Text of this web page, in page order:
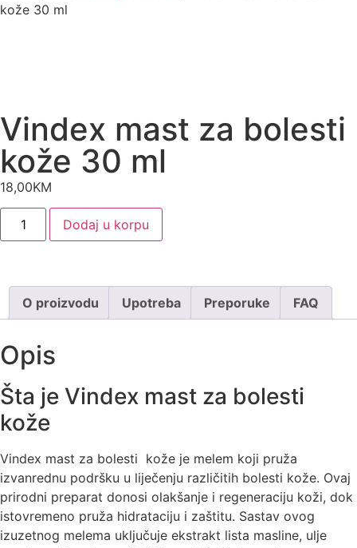
kože 30 ml
Vindex mast za bolesti
kože 30 ml
18,00KM
Dodaj u korpu
O proizvodu Upotreba Preporuke FAQ
Opis
Šta je Vindex mast za bolesti
kože
Vindex mast za bolesti kože je melem koji pruža
izvanrednu podršku u liječenju različitih bolesti kože. Ovaj
prirodni preparat donosi olakšanje i regeneraciju koži, dok
istovremeno pruža hidrataciju i zaštitu. Sastav ovog
izuzetnog melema uključuje ekstrakt lista masline, ulje